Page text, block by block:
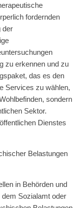
fordernden
der
zu erkennen und zu
das es den
Services zu wählen,
sondern
Sektor.
Dienstes
Belastungen
in Behörden und
Sozialamt oder